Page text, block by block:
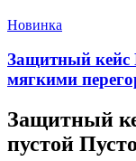
Новинка
Защитный
мягкими
Защитный
пустой